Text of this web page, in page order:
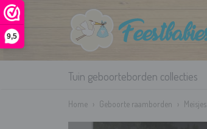
9,5
Tuin geboorteborden collecties
Home › Geboorte raamborden › Meisjes